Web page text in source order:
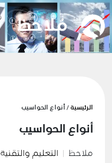
الرئيسية / أنواع الحواسيب
أنواع الحواسيب
ملاحظ التعليم والتقنية